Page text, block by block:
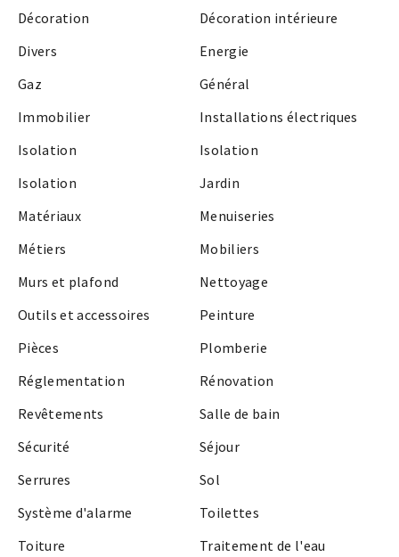
Décoration
Décoration intérieure
Divers
Energie
Gaz
Général
Immobilier
Installations électriques
Isolation
Isolation
Isolation
Jardin
Matériaux
Menuiseries
Métiers
Mobiliers
Murs et plafond
Nettoyage
Outils et accessoires
Peinture
Pièces
Plomberie
Réglementation
Rénovation
Revêtements
Salle de bain
Sécurité
Séjour
Serrures
Sol
Système d'alarme
Toilettes
Toiture
Traitement de l'eau